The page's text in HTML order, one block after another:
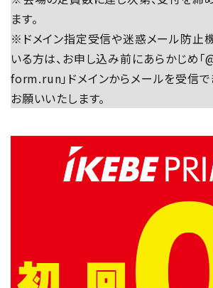
ます。
※ドメイン指定受信や迷惑メール防止
いる方は、お申し込み前にあらかじめ
form.run」ドメインからメールを受信で
お願いいたします。